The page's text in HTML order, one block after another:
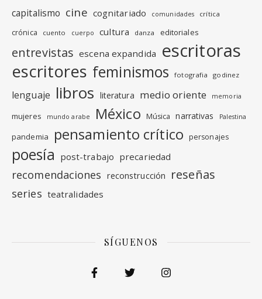
capitalismo cine cognitariado comunidades crítica
crónica cuento cuerpo cultura danza editoriales
entrevistas escena expandida escritoras
escritores feminismos fotografia godinez
lenguaje libros literatura medio oriente memoria
mujeres mundo arabe México Música narrativas Palestina
pandemia pensamiento crítico personajes
poesía post-trabajo precariedad
recomendaciones reconstrucción reseñas
series teatralidades
SÍGUENOS